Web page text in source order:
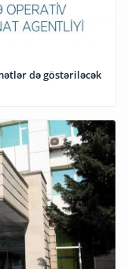
də göstəriləcək